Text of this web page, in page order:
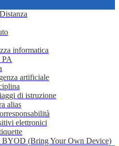
informatica
artificiale
di istruzione
alias
elettronici
(Bring Your Own Device)